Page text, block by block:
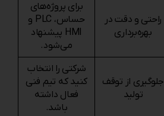
راحتی و دقت در
بهره‌برداری
برای پروژه‌های
حساس، PLC و
HMI پیشنهاد
می‌شود.
جلوگیری از توقف
تولید
شرکتی را انتخاب
کنید که تیم فنی
فعال داشته
باشد.